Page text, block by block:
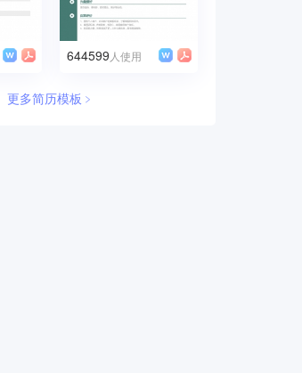
644599人使用
更多简历模板﹥